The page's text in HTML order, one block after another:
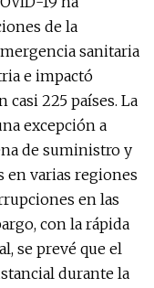
de la
sanitaria
e impactó
225 países. La
excepción a
de suministro y
en varias regiones
en las
con la rápida
se prevé que el
durante la